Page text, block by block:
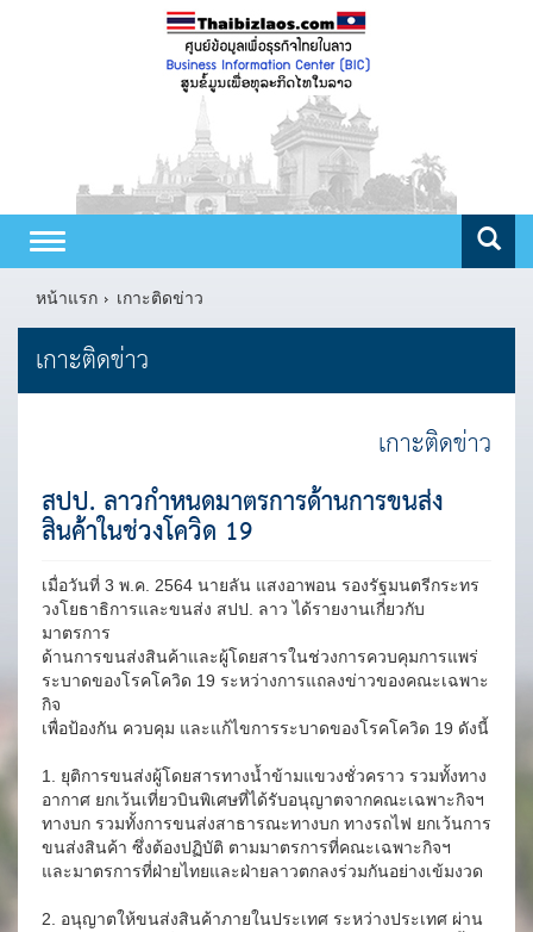
Toggle
navigation
หน้าแรก
เกาะติดข่าว
เกาะติดข่าว
เกาะติดข่าว
สปป. ลาวกำหนดมาตรการด้านการขนส่ง
สินค้าในช่วงโควิด 19
เมื่อวันที่ 3 พ.ค. 2564 นายลัน แสงอาพอน รองรัฐมนตรีกระทร
วงโยธาธิการและขนส่ง สปป. ลาว ได้รายงานเกี่ยวกับ
มาตรการ
ด้านการขนส่งสินค้าและผู้โดยสารในช่วงการควบคุมการแพร่
ระบาดของโรคโควิด 19 ระหว่างการแถลงข่าวของคณะเฉพาะ
กิจ
เพื่อป้องกัน ควบคุม และแก้ไขการระบาดของโรคโควิด 19 ดังนี้
1. ยุติการขนส่งผู้โดยสารทางน้ำข้ามแขวงชั่วคราว รวมทั้งทาง
อากาศ ยกเว้นเที่ยวบินพิเศษที่ได้รับอนุญาตจากคณะเฉพาะกิจฯ
ทางบก รวมทั้งการขนส่งสาธารณะทางบก ทางรถไฟ ยกเว้นการ
ขนส่งสินค้า ซึ่งต้องปฏิบัติ ตามมาตรการที่คณะเฉพาะกิจฯ
และมาตรการที่ฝ่ายไทยและฝ่ายลาวตกลงร่วมกันอย่างเข้มงวด
2. อนุญาตให้ขนส่งสินค้าภายในประเทศ ระหว่างประเทศ ผ่าน